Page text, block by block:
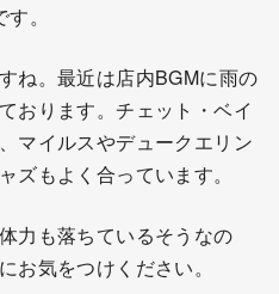
。
ね。最近は店内BGMに雨の
おります。チェット・ベイ
マイルスやデュークエリン
ズもよく合っています。
力も落ちているそうなの
お気をつけください。